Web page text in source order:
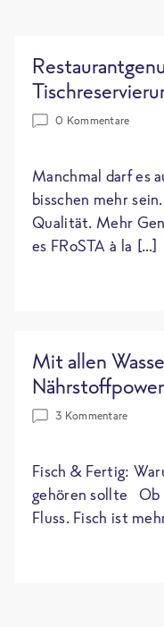
0 Kommentare
Manchmal darf es
bisschen mehr
Qualität. Mehr
es FRoSTA à la […]
Mit allen
3 Kommentare
Fisch & Fertig:
gehören sollte Ob
Fluss. Fisch ist